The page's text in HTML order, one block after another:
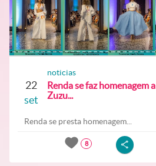
22
set
noticias
Renda se faz homenagem a
Zuzu...
Renda se presta homenagem...
8